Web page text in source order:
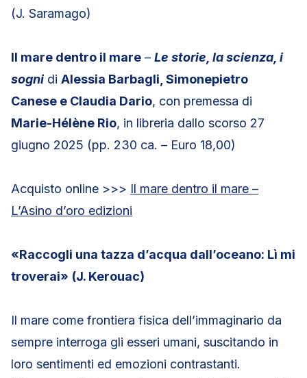
(J. Saramago)
Il mare dentro il mare – Le storie, la scienza, i
sogni di Alessia Barbagli, Simonepietro
Canese e Claudia Dario, con premessa di
Marie-Hélène Rio, in libreria dallo scorso 27
giugno 2025 (pp. 230 ca. – Euro 18,00)
Acquisto online >>> Il mare dentro il mare –
L’Asino d’oro edizioni
«Raccogli una tazza d’acqua dall’oceano: Lì mi
troverai» (J. Kerouac)
Il mare come frontiera fisica dell’immaginario da
sempre interroga gli esseri umani, suscitando in
loro sentimenti ed emozioni contrastanti.